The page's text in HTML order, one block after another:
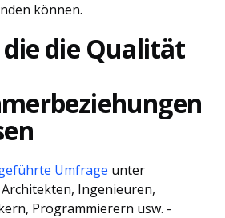
können.
die Qualität
Umfrage unter
Ingenieuren,
Programmierern usw. -